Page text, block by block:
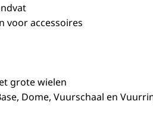
voor accessoires
grote wielen
Dome, Vuurschaal en